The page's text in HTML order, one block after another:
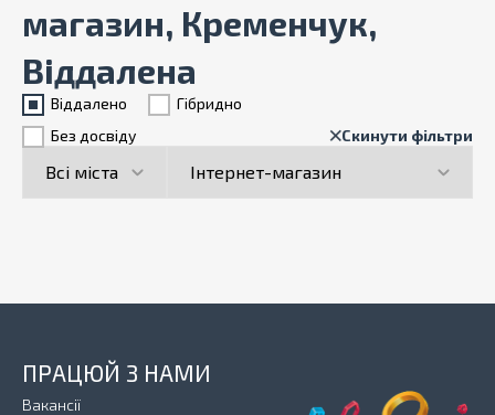
магазин, Кременчук,
Віддалена
Віддалено
Гiбридно
Без досвіду
Скинути фільтри
ПРАЦЮЙ З НАМИ
Вакансії